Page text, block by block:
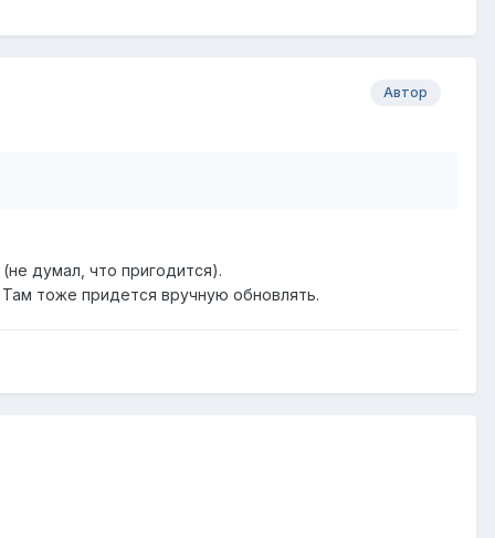
Автор
думал, что пригодится).
тоже придется вручную обновлять.